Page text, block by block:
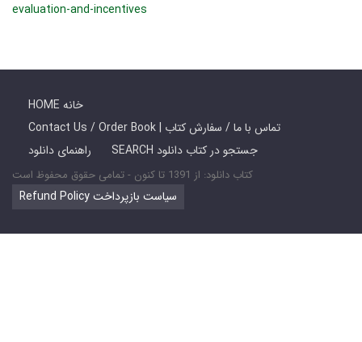
evaluation-and-incentives
HOME خانه
Contact Us / Order Book | تماس با ما / سفارش کتاب
راهنمای دانلود
SEARCH جستجو در کتاب دانلود
کتاب دانلود: از 1391 تا کنون - تمامی حقوق محفوظ است
Refund Policy سیاست بازپرداخت